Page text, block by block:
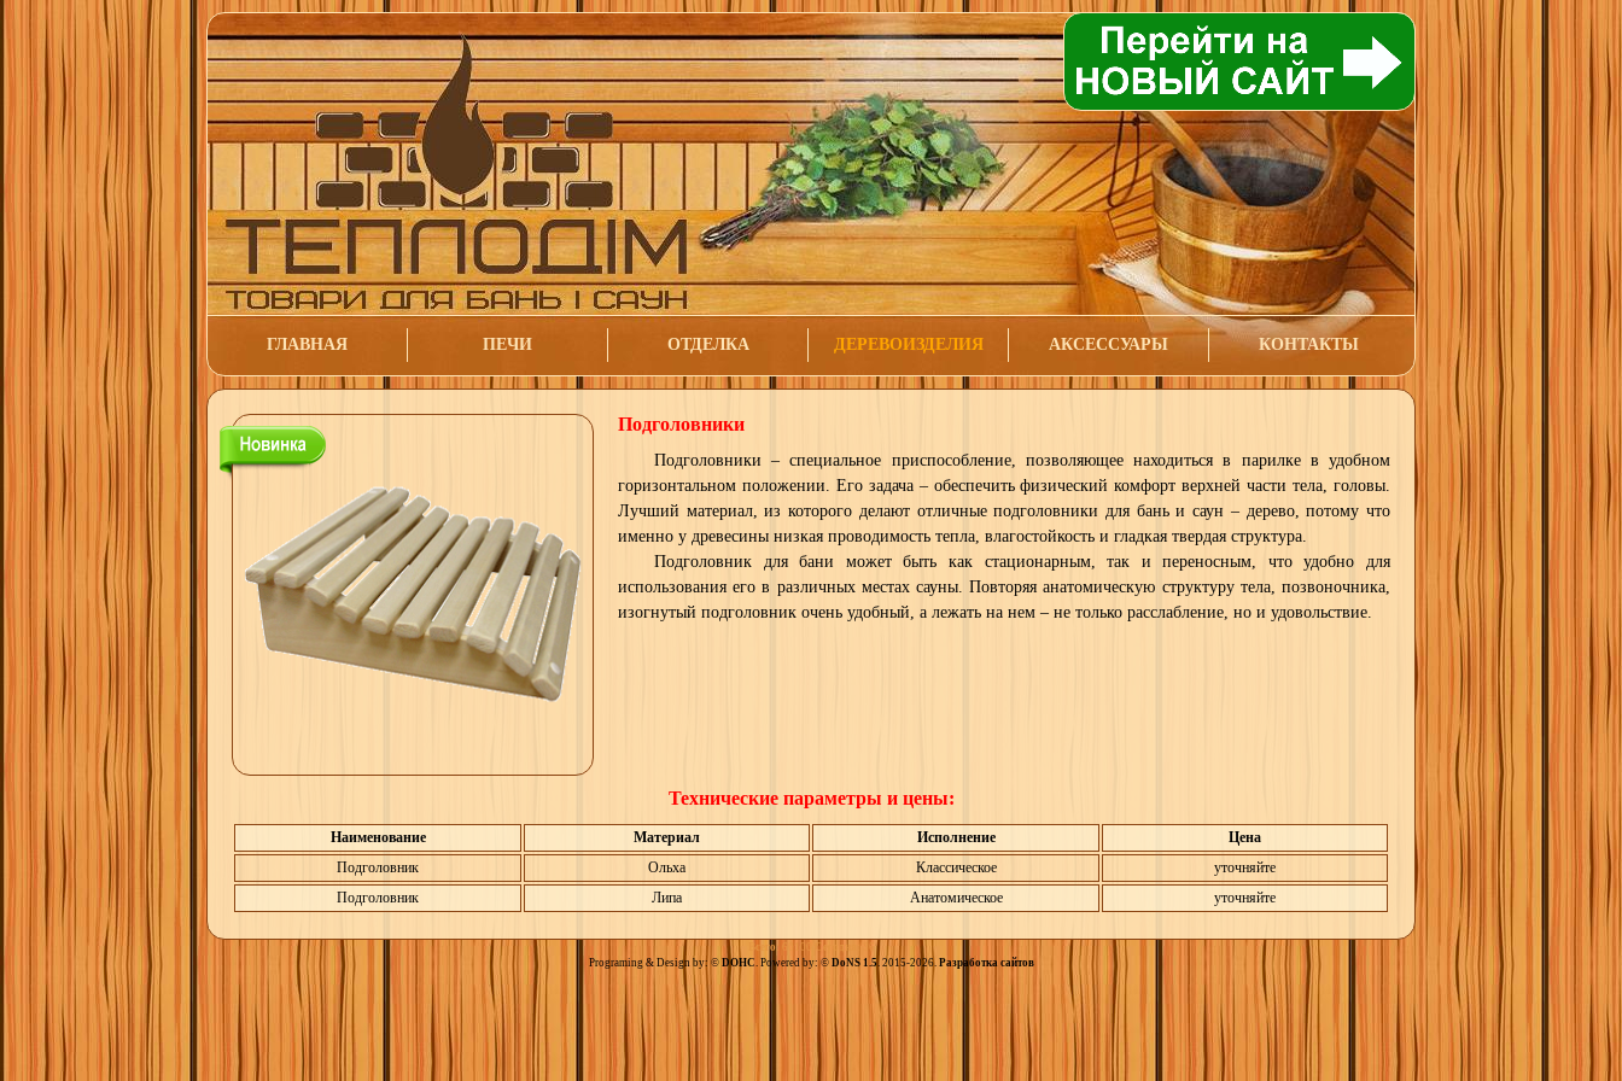
ГЛАВНАЯ ПЕЧИ ОТДЕЛКА ДЕРЕВОИЗДЕЛИЯ АКСЕССУАРЫ КОНТАКТЫ
Подголовники
Подголовники – специальное приспособление, позволяющее находиться в парилке в удобном
горизонтальном положении. Его задача – обеспечить физический комфорт верхней части тела, головы.
Лучший материал, из которого делают отличные подголовники для бань и саун – дерево, потому что
именно у древесины низкая проводимость тепла, влагостойкость и гладкая твердая структура.
Подголовник для бани может быть как стационарным, так и переносным, что удобно для
использования его в различных местах сауны. Повторяя анатомическую структуру тела, позвоночника,
изогнутый подголовник очень удобный, а лежать на нем – не только расслабление, но и удовольствие.
Технические параметры и цены:
Наименование Материал Исполнение
Цена
Подголовник
Ольха Классическое
уточняйте
Подголовник
Липа Анатомическое уточняйте
Всего: 60100 Сегодня:
Programing & Design by: © DOHC. Powered by: © DoNS 1.5. 2015-2026. Разработка сайтов